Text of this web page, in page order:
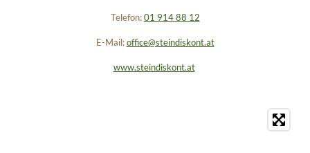
Telefon: 01 914 88 12
E-Mail: office@steindiskont.at
www.steindiskont.at